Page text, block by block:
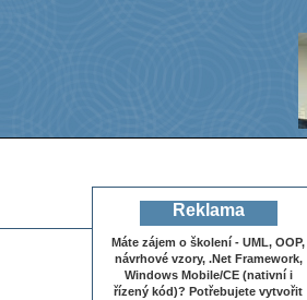
Reklama
Máte zájem o školení - UML, OOP,
návrhové vzory, .Net Framework,
Windows Mobile/CE (nativní i
řízený kód)? Potřebujete vytvořit